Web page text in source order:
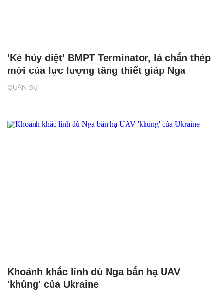
QUÂN SỰ
'Kẻ hủy diệt' BMPT Terminator, lá chắn thép
mới của lực lượng tăng thiết giáp Nga
Khoảnh khắc lính dù Nga bắn hạ UAV
'khủng' của Ukraine